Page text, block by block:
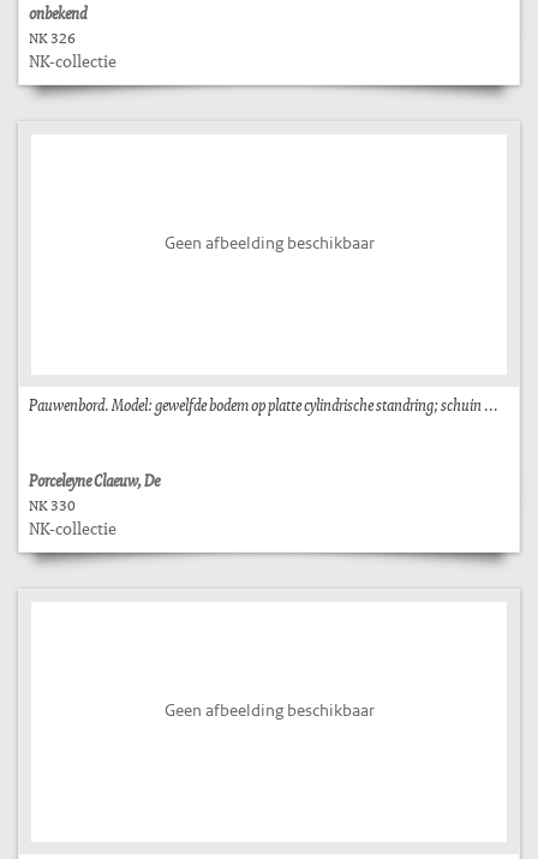
onbekend
NK 326
NK-collectie
Geen afbeelding beschikbaar
Pauwenbord. Model: gewelfde bodem op platte cylindrische standring; schuin ...
Porceleyne Claeuw, De
NK 330
NK-collectie
Geen afbeelding beschikbaar